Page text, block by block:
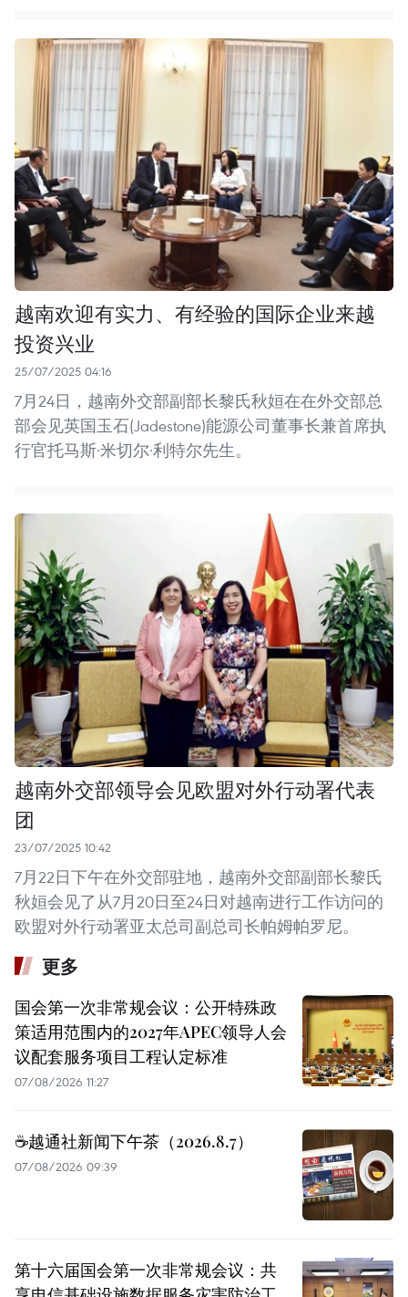
越南欢迎有实力、有经验的国际企业来越
投资兴业
25/07/2025 04:16
7月24日，越南外交部副部长黎氏秋姮在在外交部总
部会见英国玉石(Jadestone)能源公司董事长兼首席执
行官托马斯·米切尔·利特尔先生。
越南外交部领导会见欧盟对外行动署代表
团
23/07/2025 10:42
7月22日下午在外交部驻地，越南外交部副部长黎氏
秋姮会见了从7月20日至24日对越南进行工作访问的
欧盟对外行动署亚太总司副总司长帕姆帕罗尼。
更多
国会第一次非常规会议：公开特殊政
策适用范围内的2027年APEC领导人会
议配套服务项目工程认定标准
07/08/2026 11:27
☕️越通社新闻下午茶（2026.8.7）
07/08/2026 09:39
第十六届国会第一次非常规会议：共